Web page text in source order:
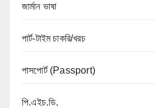
জার্মান ভাষা
পার্ট-টাইম চাকরি/খরচ
পাসপোর্ট (Passport)
পি.এইচ.ডি.